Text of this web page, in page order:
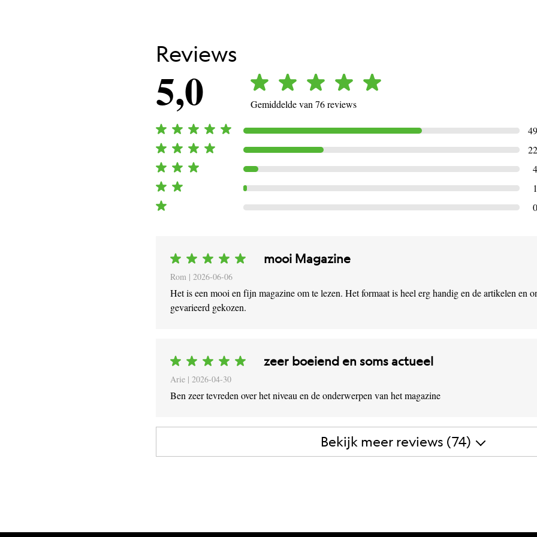
Reviews
5,0 Gemiddelde van 76 reviews
49
22
4
1
0
mooi Magazine
Rom |2026-06-06
Het is een mooi en fijn magazine om te lezen. Het formaat is heel erg handig en de artikelen en
gevarieerd gekozen.
zeer boeiend en soms actueel
Arie |2026-04-30
Ben zeer tevreden over het niveau en de onderwerpen van het magazine
Bekijk meer reviews (74)